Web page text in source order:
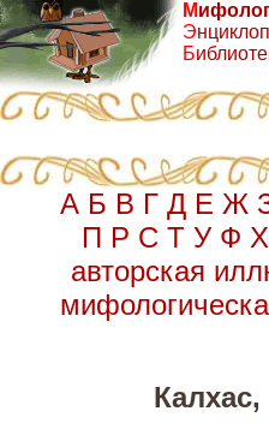
М
Э
Б
А Б В Г Д Е Ж
П Р С Т У Ф Х
авторская
Калхас,